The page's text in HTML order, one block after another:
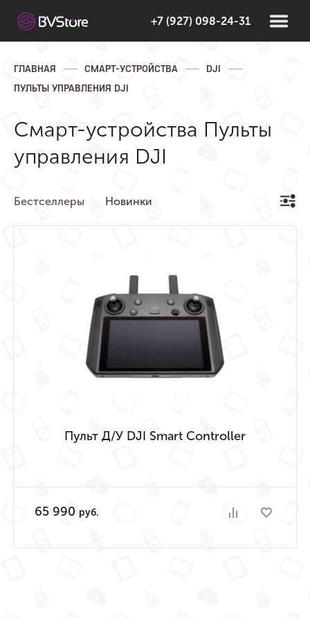
+7 (927) 098-24-31
ГЛАВНАЯ СМАРТ-УСТРОЙСТВА
DJI
ПУЛЬТЫ УПРАВЛЕНИЯ DJI
Смарт-устройства Пульты
управления DJI
Бестселлеры Новинки
Пульт Д/У DJI Smart Controller
65 990 руб.